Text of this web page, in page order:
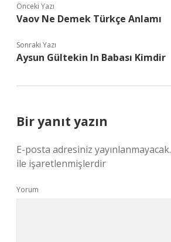
Önceki Yazı
Vaov Ne Demek Türkçe Anlamı
Sonraki Yazı
Aysun Gültekin In Babası Kimdir
Bir yanıt yazın
E-posta adresiniz yayınlanmayacak.
ile işaretlenmişlerdir
Yorum